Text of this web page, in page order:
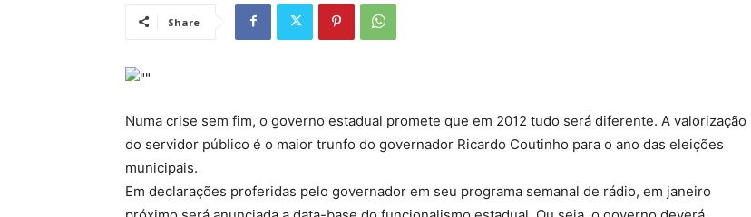
Share
Numa crise sem fim, o governo estadual promete que em 2012 tudo será diferente. A valorização
do servidor público é o maior trunfo do governador Ricardo Coutinho para o ano das eleições
municipais.
Em declarações proferidas pelo governador em seu programa semanal de rádio, em janeiro